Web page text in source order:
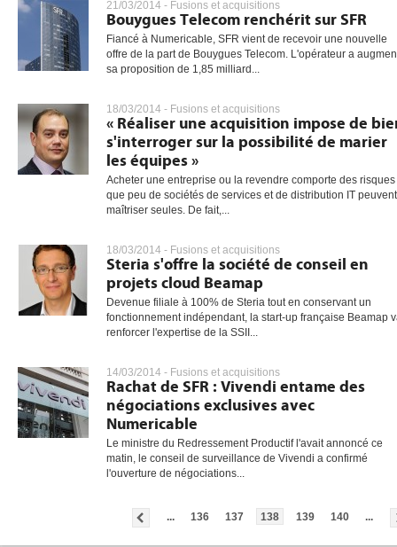
21/03/2014 - Fusions et acquisitions
Bouygues Telecom renchérit sur SFR
Fiancé à Numericable, SFR vient de recevoir une nouvelle
offre de la part de Bouygues Telecom. L'opérateur a
sa proposition de 1,85 milliard...
18/03/2014 - Fusions et acquisitions
« Réaliser une acquisition impose de
s'interroger sur la possibilité de marier
les équipes »
Acheter une entreprise ou la revendre comporte des risques
que peu de sociétés de services et de distribution IT peuvent
maîtriser seules. De fait,...
18/03/2014 - Fusions et acquisitions
Steria s'offre la société de conseil en
projets cloud Beamap
Devenue filiale à 100% de Steria tout en conservant un
fonctionnement indépendant, la start-up française Beamap
renforcer l'expertise de la SSII...
14/03/2014 - Fusions et acquisitions
Rachat de SFR : Vivendi entame des
négociations exclusives avec
Numericable
Le ministre du Redressement Productif l'avait annoncé ce
matin, le conseil de surveillance de Vivendi a confirmé
l'ouverture de négociations...
... 136 137 138 139 140 ...